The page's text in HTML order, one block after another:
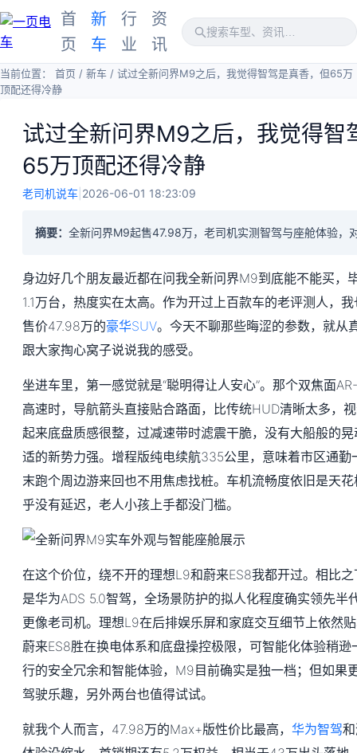
首
页
新
车
行
业
资
讯
当前位置： 首页 / 新车 / 试过全新问界M9之后，我觉得智驾是真香，但65万
顶配还得冷静
试过全新问界M9之后，我觉得智
65万顶配还得冷静
老司机说车 2026-06-01 18:23:09
摘要： 全新问界M9起售47.98万，老司机实测智驾与座舱体验，
身边好几个朋友最近都在问我全新问界M9到底能不能买，
1.1万台，热度实在太高。作为开过上百款车的老评测人，
售价47.98万的豪华SUV。今天不聊那些晦涩的参数，就从
跟大家掏心窝子说说我的感受。
坐进车里，第一感觉就是“聪明得让人安心”。那个双焦面
高速时，导航箭头直接贴合路面，比传统HUD清晰太多，
起来底盘质感很整，过减速带时滤震干脆，没有大船般的
适的新势力强。增程版纯电续航335公里，意味着市区通勤
末跑个周边游来回也不用焦虑找桩。车机流畅度依旧是天
乎没有延迟，老人小孩上手都没门槛。
在这个价位，绕不开的理想L9和蔚来ES8我都开过。相比之
是华为ADS 5.0智驾，全场景防护的拟人化程度确实领先半
更像老司机。理想L9在后排娱乐屏和家庭交互细节上依然
蔚来ES8胜在换电体系和底盘操控极限，可智能化体验稍
行的安全冗余和智能体验，M9目前确实是独一档；但如果
驾驶乐趣，另外两台也值得试试。
就我个人而言，47.98万的Max+版性价比最高， 华为智驾